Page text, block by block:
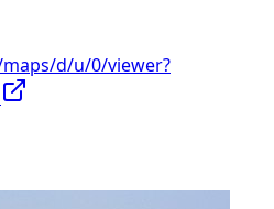
d/u/0/viewer?